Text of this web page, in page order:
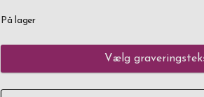
På lager
Vælg